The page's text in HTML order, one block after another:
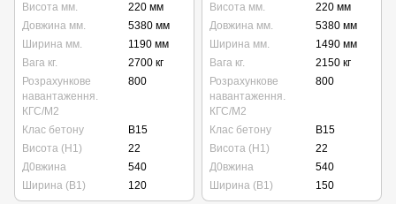
Висота мм.
220 мм
Довжина мм.
5380 мм
Ширина мм.
1190 мм
Вага кг.
2700 кг
Розрахункове
навантаження.
КГС/М2
800
Клас бетону
B15
Висота (Н1)
22
Д0вжина
540
Ширина (В1)
120
Висота мм.
220 мм
Довжина мм.
5380 мм
Ширина мм.
1490 мм
Вага кг.
2150 кг
Розрахункове
навантаження.
КГС/М2
800
Клас бетону
B15
Висота (Н1)
22
Д0вжина
540
Ширина (В1)
150